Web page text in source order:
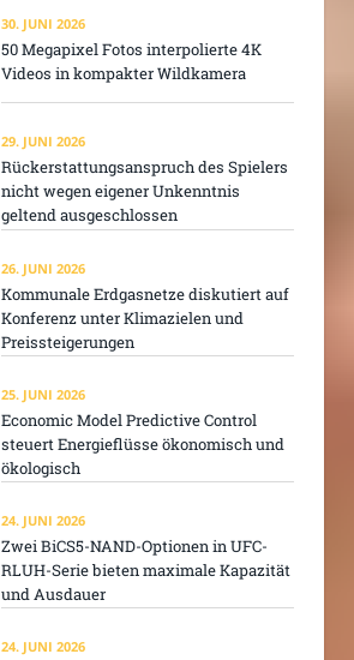
30. JUNI 2026
50 Megapixel Fotos interpolierte 4K
Videos in kompakter Wildkamera
29. JUNI 2026
Rückerstattungsanspruch des Spielers
nicht wegen eigener Unkenntnis
geltend ausgeschlossen
26. JUNI 2026
Kommunale Erdgasnetze diskutiert auf
Konferenz unter Klimazielen und
Preissteigerungen
25. JUNI 2026
Economic Model Predictive Control
steuert Energieflüsse ökonomisch und
ökologisch
24. JUNI 2026
Zwei BiCS5-NAND-Optionen in UFC-
RLUH-Serie bieten maximale Kapazität
und Ausdauer
24. JUNI 2026